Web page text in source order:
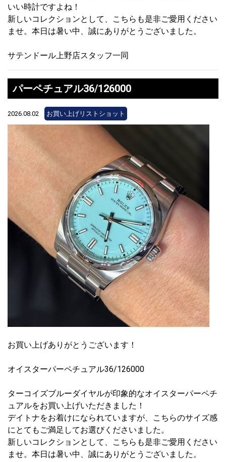
いい時計ですよね！
新しいコレクションとして、こちらも是非ご愛用ください
ませ。本日は暑い中、誠にありがとうございました。
サテンドール上野店スタッフ一同
パーペチュアル36/126000
2026.08.02 お買い上げリストショット
お買い上げありがとうございます！
オイスターパーペチュアル36/126000
ターコイズブルーダイヤルが印象的なオイスターパーペチ
ュアルをお買い上げいただきました！
デイトナをお着けになられていますが、こちらのサイズ感
にとてもご満足してお選びくださいました。
新しいコレクションとして、こちらも是非ご愛用ください
ませ。本日は暑い中、誠にありがとうございました。